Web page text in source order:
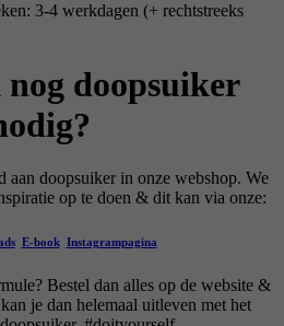
3-4 werkdagen (+ rechtstreeks
doopsuiker
aan doopsuiker in onze webshop. We
op te doen & dit kan via onze:
E-book Instagrampagina
Bestel dan alles op de website &
je dan helemaal uitleven met het